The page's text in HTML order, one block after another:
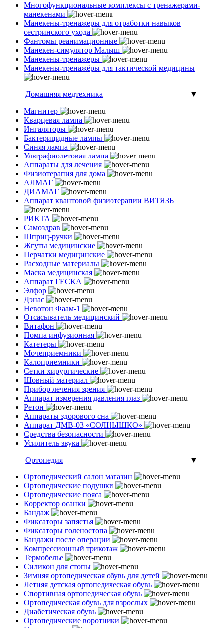
Многофункциональные комплексы с тренажерами-
манекенами
Манекены-тренажеры для отработки навыков
сестринского ухода
Фантомы реанимационные
Манекен-симулятор Малыш
Манекены-тренажеры
Манекены-тренажёры для тактической медицины
Домашняя медтехника
▼
Магнитер
Кварцевая лампа
Ингаляторы
Бактерицидные лампы
Синяя лампа
Ультрафиолетовая лампа
Аппараты для лечения
Физиотерапия для дома
АЛМАГ
ДИАМАГ
Аппарат квантовой физиотерапии ВИТЯЗЬ
РИКТА
Самоздрав
Шприц-ручки
Жгуты медицинские
Перчатки медицинские
Расходные материалы
Маска медицинская
Аппарат ГЕСКА
Элфор
Дэнас
Невотон Фаам-1
Отсасыватель медицинский
Витафон
Помпа инфузионная
Катетеры
Мочеприемники
Калоприемники
Сетки хирургические
Шовный материал
Прибор лечения зрения
Аппарат измерения давления глаз
Ретон
Аппараты здорового сна
Аппарат ДМВ-03 «СОЛНЫШКО»
Средства безопасности
Усилитель звука
Ортопедия
▼
Ортопедический салон магазин
Ортопедические подушки
Ортопедические пояса
Корректор осанки
Бандаж
Фиксаторы запястья
Фиксаторы голеностопа
Бандажи после операции
Компрессионный трикотаж
Термобелье
Силикон для стопы
Зимняя ортопедическая обувь для детей
Летняя детская ортопедическая обувь
Спортивная ортопедическая обувь
Ортопедическая обувь для взрослых
Диабетическая обувь
Ортопедические воротники